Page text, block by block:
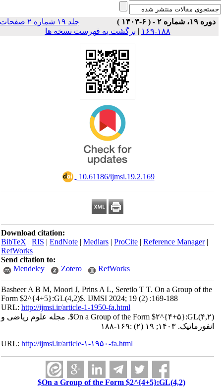
دوره ۱۹، شماره ۲ - ( ۶-۱۴۰۳ )
جلد ۱۹ شماره ۲ صفحات
۱۸۸-۱۶۹
| برگشت به فهرست نسخه ها
‎ 10.61186/ijmsi.19.2.169
Download citation:
BibTeX|RIS|EndNote|Medlars|ProCite|Reference Manager
RefWorks
Send citation to:
Mendeley
Zotero RefWorks
Basheer A B M, Moori J, Prins A L, Seretlo T T. On a Group of the
Form $2^{4+5}:GL(4,2)$. IJMSI 2024; 19 (2) :169-188
URL:http://ijmsi.ir/article-1-1950-fa.html
On a Group of the Form $۲^{۴+۵}:GL(۴,۲)$. مجله علوم ریاضی و
انفورماتیک. ۱۴۰۳; ۱۹ (۲) :۱۶۹-۱۸۸
URL:http://ijmsi.ir/article-۱-۱۹۵۰-fa.html
On a Group of the Form $2^{4+5}:GL(4,2)$